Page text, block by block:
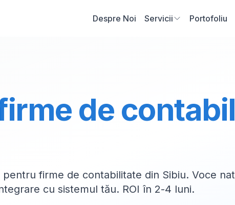
Despre Noi Servicii Portofoliu
de
firme de contabilitate din Sibiu. Voce
cu sistemul tău. ROI în 2-4 luni.